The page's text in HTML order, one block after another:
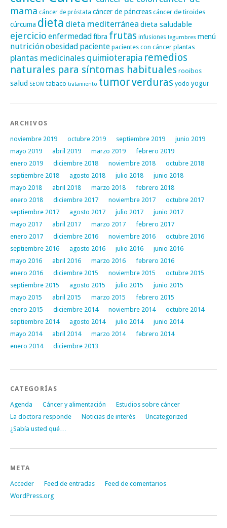
mama cáncer de próstata cáncer de páncreascáncer de tiroides
cúrcuma dieta dieta mediterránea dieta saludable
ejercicio enfermedadfibra frutas infusiones legumbres menú
nutriciónobesidad paciente pacientes con cáncer plantas
plantas medicinales quimioterapia remedios
naturales para síntomas habituales rooibos
salud SEOM tabaco tratamiento tumorverduras yodo yogur
ARCHIVOS
noviembre 2019 octubre 2019 septiembre 2019
junio 2019
mayo 2019
abril 2019 marzo 2019
febrero 2019
enero 2019
diciembre 2018 noviembre 2018
octubre 2018
septiembre 2018
agosto 2018 julio 2018
junio 2018
mayo 2018
abril 2018 marzo 2018
febrero 2018
enero 2018
diciembre 2017 noviembre 2017
octubre 2017
septiembre 2017
agosto 2017 julio 2017
junio 2017
mayo 2017
abril 2017 marzo 2017
febrero 2017
enero 2017
diciembre 2016 noviembre 2016
octubre 2016
septiembre 2016
agosto 2016 julio 2016
junio 2016
mayo 2016
abril 2016 marzo 2016
febrero 2016
enero 2016
diciembre 2015 noviembre 2015
octubre 2015
septiembre 2015
agosto 2015 julio 2015
junio 2015
mayo 2015
abril 2015 marzo 2015
febrero 2015
enero 2015
diciembre 2014 noviembre 2014
octubre 2014
septiembre 2014
agosto 2014 julio 2014
junio 2014
mayo 2014
abril 2014 marzo 2014
febrero 2014
enero 2014
diciembre 2013
CATEGORÍAS
Agenda Cáncer y alimentación
Estudios sobre cáncer
La doctora responde
Noticias de interés
Uncategorized
¿Sabía usted qué…
META
Acceder Feed de entradas
Feed de comentarios
WordPress.org